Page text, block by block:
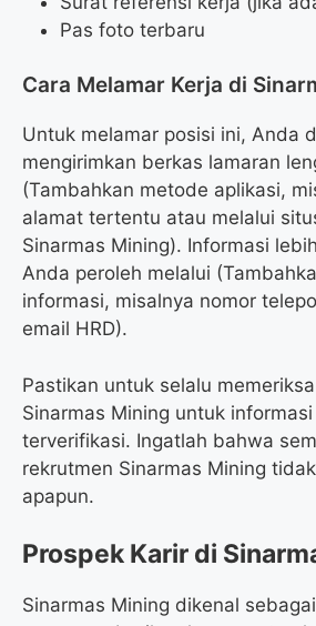
Pas foto terbaru
Cara Melamar Kerja di
Untuk melamar posisi ini, Anda
mengirimkan berkas lamaran
(Tambahkan metode aplikasi,
alamat tertentu atau melalui
Sinarmas Mining). Informasi
Anda peroleh melalui
informasi, misalnya nomor
email HRD).
Pastikan untuk selalu
Sinarmas Mining untuk
terverifikasi. Ingatlah bahwa
rekrutmen Sinarmas Mining
apapun.
Prospek Karir di
Sinarmas Mining dikenal